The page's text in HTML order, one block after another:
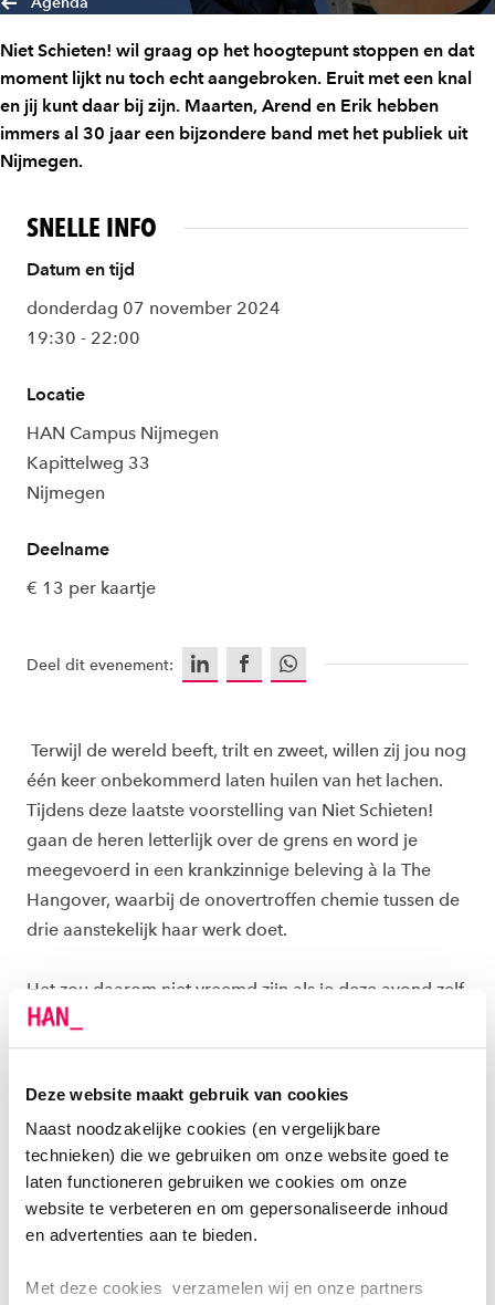
Deze website maakt gebruik van cookies
Naast noodzakelijke cookies (en vergelijkbare
technieken) die we gebruiken om onze website goed te
laten functioneren gebruiken we cookies om onze
website te verbeteren en om gepersonaliseerde inhoud
en advertenties aan te bieden.
Met deze cookies verzamelen wij en onze partners
Niet Schieten! wil graag op het hoogtepunt stoppen en dat
moment lijkt nu toch echt aangebroken. Eruit met een knal
en jij kunt daar bij zijn. Maarten, Arend en Erik hebben
immers al 30 jaar een bijzondere band met het publiek uit
Nijmegen.
SNELLE INFO
Datum en tijd
donderdag 07 november 2024
19:30 - 22:00
Locatie
HAN Campus Nijmegen
Kapittelweg 33
Nijmegen
Deelname
€ 13 per kaartje
Deel dit evenement: LinkedInFacebookWhatsApp
Terwijl de wereld beeft, trilt en zweet, willen zij jou nog
één keer onbekommerd laten huilen van het lachen.
Tijdens deze laatste voorstelling van Niet Schieten!
gaan de heren letterlijk over de grens en word je
meegevoerd in een krankzinnige beleving à la The
Hangover, waarbij de onovertroffen chemie tussen de
drie aanstekelijk haar werk doet.
Het zou daarom niet vreemd zijn als je deze avond zelf
onbedoeld ook een hoogtepunt bereikt. Ongeacht je
geslacht en je leeftijd. Dus… gordels vast! En gaan! Let
een musical maar meer dan tijdens een begrafenis.
Zomaar enkele reviews: ‘Niet Schieten, altijd raak!’
‘Waar halen ze het vandaan?’ ‘Ik weet niet waar het
over ging, maar het was geweldig!’ ‘Het bed was
goed, maar het uitzicht was belabberd. Voor de rest